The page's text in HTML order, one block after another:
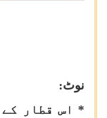
نوٹ:
* اس قطار